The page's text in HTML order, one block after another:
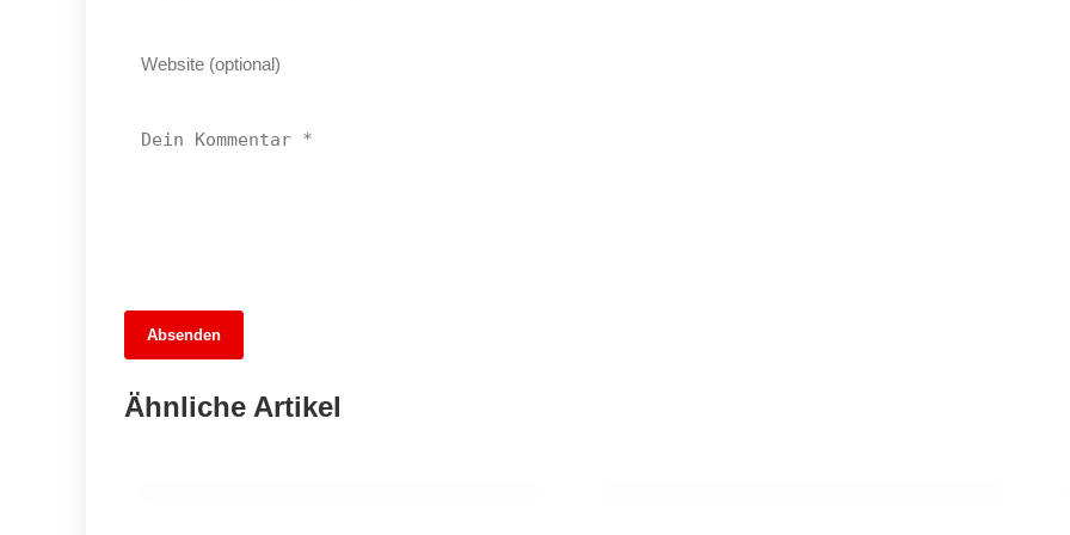
Absenden
Ähnliche Artikel
13. Juni 2026
Brandenburgs Bauernfest: Ein Tag voller